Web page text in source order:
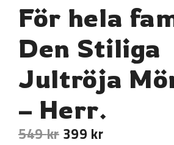
För hela
Den Stiliga
Jultröja
– Herr.
549kr 399 kr